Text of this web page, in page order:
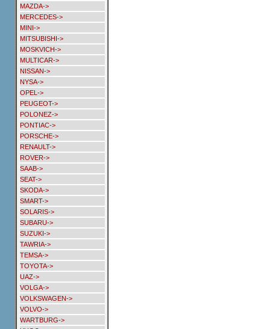
MAZDA->
MERCEDES->
MINI->
MITSUBISHI->
MOSKVICH->
MULTICAR->
NISSAN->
NYSA->
OPEL->
PEUGEOT->
POLONEZ->
PONTIAC->
PORSCHE->
RENAULT->
ROVER->
SAAB->
SEAT->
SKODA->
SMART->
SOLARIS->
SUBARU->
SUZUKI->
TAWRIA->
TEMSA->
TOYOTA->
UAZ->
VOLGA->
VOLKSWAGEN->
VOLVO->
WARTBURG->